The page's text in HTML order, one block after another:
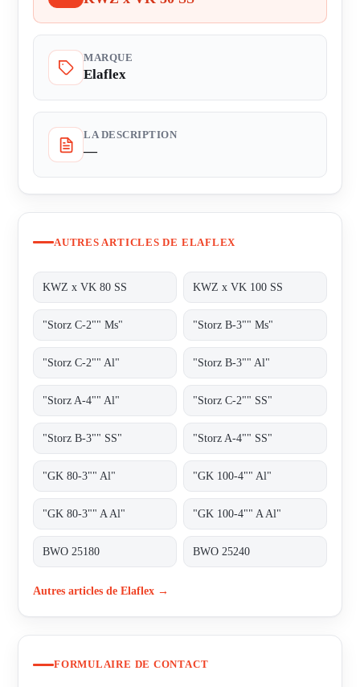
MARQUE
Elaflex
LA DESCRIPTION
—
AUTRES ARTICLES DE ELAFLEX
KWZ x VK 80 SS KWZ x VK 100 SS
"Storz C-2"" Ms" "Storz B-3"" Ms"
"Storz C-2"" Al" "Storz B-3"" Al"
"Storz A-4"" Al" "Storz C-2"" SS"
"Storz B-3"" SS" "Storz A-4"" SS"
"GK 80-3"" Al" "GK 100-4"" Al"
"GK 80-3"" A Al" "GK 100-4"" A Al"
BWO 25180 BWO 25240
Autres articles de Elaflex →
FORMULAIRE DE CONTACT